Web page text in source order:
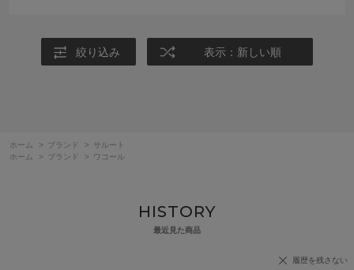
絞り込み 表示：新しい順
ホーム > ブランド >
サルート
ホーム
> ブランド > ワコール
HISTORY
最近見た商品
履歴を残さない